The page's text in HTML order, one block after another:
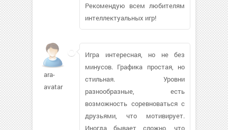
Рекомендую всем любителям
интеллектуальных игр!
ara-
avatar
Игра интересная, но не без
минусов. Графика простая, но
стильная. Уровни
разнообразные, есть
возможность соревноваться с
друзьями, что мотивирует.
Иногда бывает сложно, что